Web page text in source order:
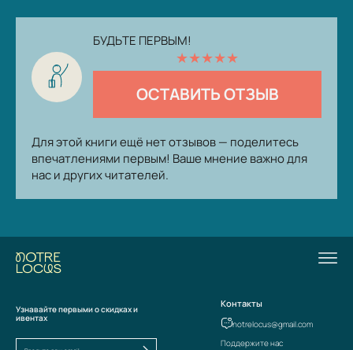
БУДЬТЕ ПЕРВЫМ!
★★★★★
ОСТАВИТЬ ОТЗЫВ
Для этой книги ещё нет отзывов — поделитесь
впечатлениями первым! Ваше мнение важно для
нас и других читателей.
Узнавайте первыми о скидках и
ивентах
Контакты
notrelocus@gmail.com
Поддержите нас